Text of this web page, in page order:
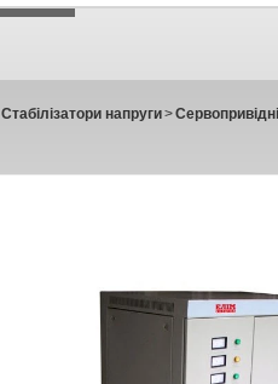
Стабілізатори напруги>